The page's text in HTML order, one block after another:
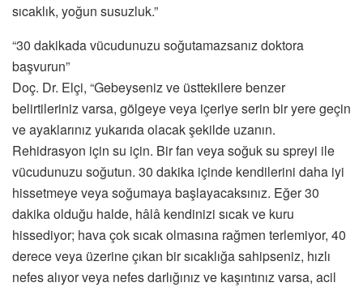
sıcaklık, yoğun susuzluk.”
“30 dakikada vücudunuzu soğutamazsanız doktora
başvurun”
Doç. Dr. Elçi, “Gebeyseniz ve üsttekilere benzer
belirtileriniz varsa, gölgeye veya içeriye serin bir yere geçin
ve ayaklarınız yukarıda olacak şekilde uzanın.
Rehidrasyon için su için. Bir fan veya soğuk su spreyi ile
vücudunuzu soğutun. 30 dakika içinde kendilerini daha iyi
hissetmeye veya soğumaya başlayacaksınız. Eğer 30
dakika olduğu halde, hâlâ kendinizi sıcak ve kuru
hissediyor; hava çok sıcak olmasına rağmen terlemiyor, 40
derece veya üzerine çıkan bir sıcaklığa sahipseniz, hızlı
nefes alıyor veya nefes darlığınız ve kaşıntınız varsa, acil